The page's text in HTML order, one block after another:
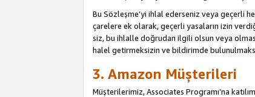
Bu Sözleşme’yi ihlal ederseniz veya geçerli
çarelere ek olarak, geçerli yasaların izin
siz, bu ihlalle doğrudan ilgili olsun veya
halel getirmeksizin ve bildirimde
3. Amazon Müşterileri
Müşterilerimiz, Associates Programı’na